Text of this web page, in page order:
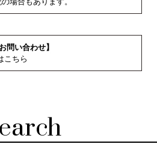
お問い合わせ】
こちら